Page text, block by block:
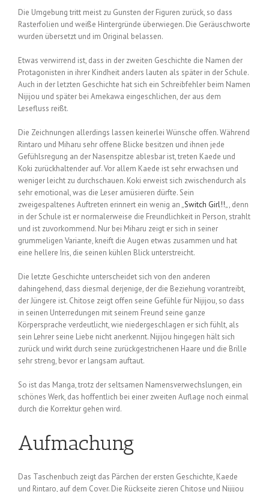
Die Umgebung tritt meist zu Gunsten der Figuren zurück, so dass
Rasterfolien und weiße Hintergründe überwiegen. Die Geräuschworte
wurden übersetzt und im Original belassen.
Etwas verwirrend ist, dass in der zweiten Geschichte die Namen der
Protagonisten in ihrer Kindheit anders lauten als später in der Schule.
Auch in der letzten Geschichte hat sich ein Schreibfehler beim Namen
Nijijou und später bei Amekawa eingeschlichen, der aus dem
Lesefluss reißt.
Die Zeichnungen allerdings lassen keinerlei Wünsche offen. Während
Rintaro und Miharu sehr offene Blicke besitzen und ihnen jede
Gefühlsregung an der Nasenspitze ablesbar ist, treten Kaede und
Koki zurückhaltender auf. Vor allem Kaede ist sehr erwachsen und
weniger leicht zu durchschauen. Koki erweist sich zwischendurch als
sehr emotional, was die Leser amüsieren dürfte. Sein
zweigespaltenes Auftreten erinnert ein wenig an „Switch Girl!!„, denn
in der Schule ist er normalerweise die Freundlichkeit in Person, strahlt
und ist zuvorkommend. Nur bei Miharu zeigt er sich in seiner
grummeligen Variante, kneift die Augen etwas zusammen und hat
eine hellere Iris, die seinen kühlen Blick unterstreicht.
Die letzte Geschichte unterscheidet sich von den anderen
dahingehend, dass diesmal derjenige, der die Beziehung vorantreibt,
der Jüngere ist. Chitose zeigt offen seine Gefühle für Nijijou, so dass
in seinen Unterredungen mit seinem Freund seine ganze
Körpersprache verdeutlicht, wie niedergeschlagen er sich fühlt, als
sein Lehrer seine Liebe nicht anerkennt. Nijijou hingegen hält sich
zurück und wirkt durch seine zurückgestrichenen Haare und die Brille
sehr streng, bevor er langsam auftaut.
So ist das Manga, trotz der seltsamen Namensverwechslungen, ein
schönes Werk, das hoffentlich bei einer zweiten Auflage noch einmal
durch die Korrektur gehen wird.
Aufmachung
Das Taschenbuch zeigt das Pärchen der ersten Geschichte, Kaede
und Rintaro, auf dem Cover. Die Rückseite zieren Chitose und Nijijou